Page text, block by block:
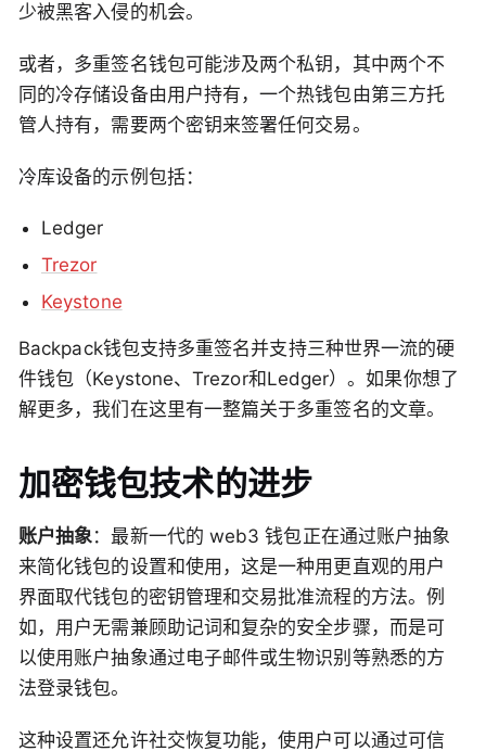
少被黑客入侵的机会。
或者，多重签名钱包可能涉及两个私钥，其中两个不
同的冷存储设备由用户持有，一个热钱包由第三方托
管人持有，需要两个密钥来签署任何交易。
冷库设备的示例包括：
Ledger
Trezor
Keystone
Backpack钱包支持多重签名并支持三种世界一流的硬
件钱包（Keystone、Trezor和Ledger）。如果你想了
解更多，我们在这里有一整篇关于多重签名的文章。
加密钱包技术的进步
账户抽象：最新一代的 web3 钱包正在通过账户抽象
来简化钱包的设置和使用，这是一种用更直观的用户
界面取代钱包的密钥管理和交易批准流程的方法。例
如，用户无需兼顾助记词和复杂的安全步骤，而是可
以使用账户抽象通过电子邮件或生物识别等熟悉的方
法登录钱包。
这种设置还允许社交恢复功能，使用户可以通过可信